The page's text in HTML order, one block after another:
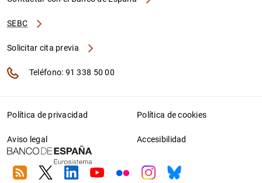
SEBC
Solicitar cita previa
Teléfono: 91 338 50 00
Política de privacidad Política de cookies
Aviso legal Accesibilidad
RSS TwitterLinkedin
YoutubeFlickrInstagram
Bluesky